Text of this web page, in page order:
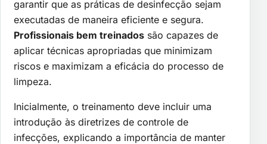
garantir que as práticas de desinfecção sejam
executadas de maneira eficiente e segura.
Profissionais bem treinados são capazes de
aplicar técnicas apropriadas que minimizam
riscos e maximizam a eficácia do processo de
limpeza.
Inicialmente, o treinamento deve incluir uma
introdução às diretrizes de controle de
infecções, explicando a importância de manter